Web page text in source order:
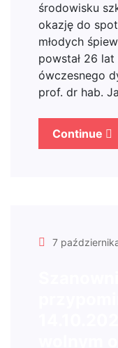
środowisku
okazję do
młodych
powstał 26
ówczesnego
prof. dr hab.
Continue
7